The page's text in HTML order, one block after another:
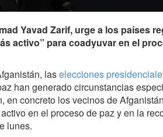
Yavad Zarif, urge a los países
activo” para coadyuvar en el
laselecciones
han generado circunstancias
en concreto los vecinos de
en el proceso de paz y en la
lunes.